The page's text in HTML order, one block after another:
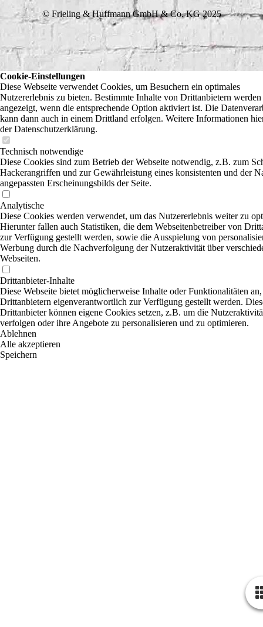
© Frieling & Huffmann GmbH & Co. KG 2025
Cookie-Einstellungen
Diese Webseite verwendet Cookies, um Besuchern ein optimales
Nutzererlebnis zu bieten. Bestimmte Inhalte von Drittanbietern
angezeigt, wenn die entsprechende Option aktiviert ist. Die
kann dann auch in einem Drittland erfolgen. Weitere Informationen
der Datenschutzerklärung.
Technisch notwendige
Diese Cookies sind zum Betrieb der Webseite notwendig, z.B. zum
Hackerangriffen und zur Gewährleistung eines konsistenten und der
angepassten Erscheinungsbilds der Seite.
Analytische
Diese Cookies werden verwendet, um das Nutzererlebnis weiter zu
Hierunter fallen auch Statistiken, die dem Webseitenbetreiber von
zur Verfügung gestellt werden, sowie die Ausspielung von
Werbung durch die Nachverfolgung der Nutzeraktivität über
Webseiten.
Drittanbieter-Inhalte
Diese Webseite bietet möglicherweise Inhalte oder Funktionalitäten
Drittanbietern eigenverantwortlich zur Verfügung gestellt werden.
Drittanbieter können eigene Cookies setzen, z.B. um die
verfolgen oder ihre Angebote zu personalisieren und zu optimieren.
Ablehnen
Alle akzeptieren
Speichern